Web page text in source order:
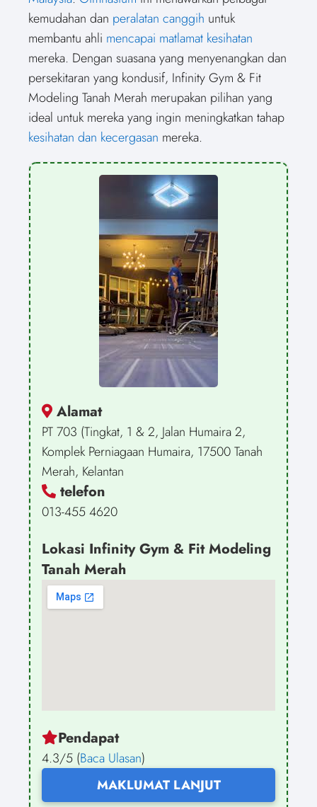
e
r
)
k s
t
n
kemudahan dan peralatan canggih untuk
membantu ahli mencapai matlamat kesihatan
mereka. Dengan suasana yang menyenangkan dan
persekitaran yang kondusif, Infinity Gym & Fit
Modeling Tanah Merah merupakan pilihan yang
ideal untuk mereka yang ingin meningkatkan tahap
kesihatan dan kecergasan mereka.
Alamat
PT 703 (Tingkat, 1 & 2, Jalan Humaira 2,
Komplek Perniagaan Humaira, 17500 Tanah
Merah, Kelantan
telefon
013-455 4620
Lokasi Infinity Gym & Fit Modeling
Tanah Merah
Pendapat
4.3/5 (Baca Ulasan)
MAKLUMAT LANJUT